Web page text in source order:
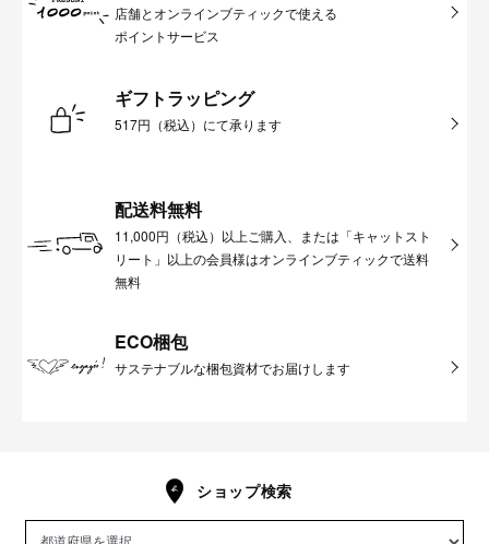
店舗とオンラインブティックで使える
ポイントサービス
ギフトラッピング
517円（税込）にて承ります
配送料無料
11,000円（税込）以上ご購入、または「キャットスト
リート」以上の会員様はオンラインブティックで送料
無料
ECO梱包
サステナブルな梱包資材でお届けします
ショップ検索